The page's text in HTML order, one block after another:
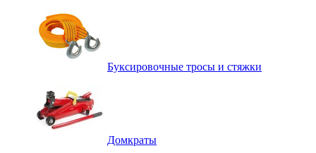
Буксировочные тросы и стяжки
Домкраты